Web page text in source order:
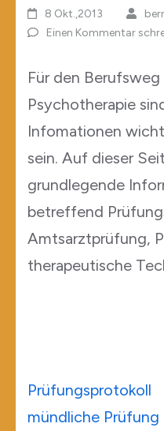
8 Okt.,2013
Einen Kommentar
Für den
Psychotherapie
Infomationen
sein. Auf dieser
grundlegende
betreffend
Amtsarztprüfung,
therapeutische
Prüfungsprotokoll
mündliche Prüfung